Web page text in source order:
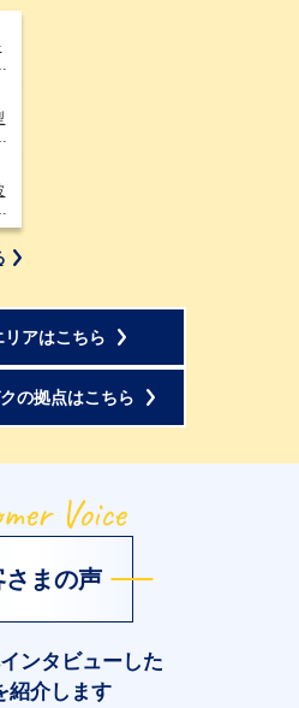
リアはこちら
の拠点はこちら
さまの声
ンタビューした
紹介します